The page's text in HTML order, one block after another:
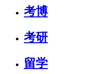
考博
考研
留学